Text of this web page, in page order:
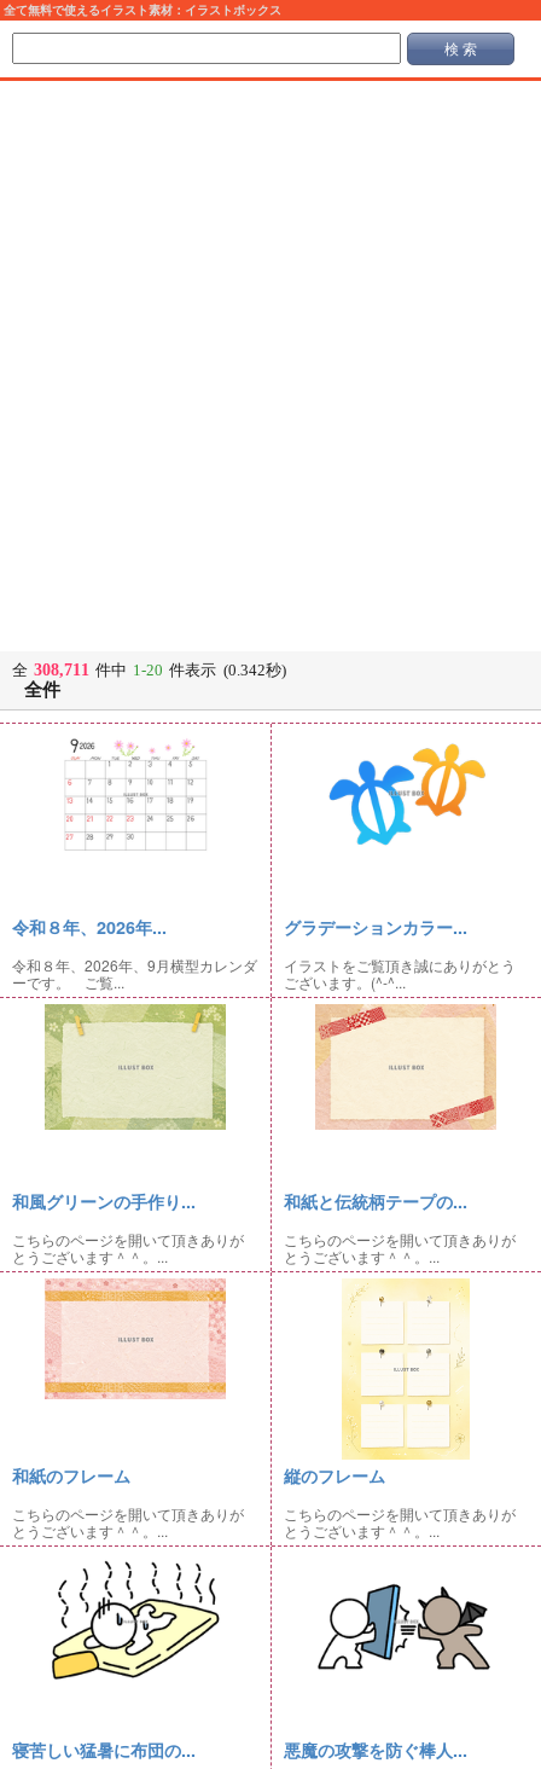
全て無料で使えるイラスト素材：イラストボックス
検 索
全 308,711 件中 1-20 件表示 (0.342秒)
全件
令和８年、2026年...
令和８年、2026年、9月横型カレンダ
ーです。 ご覧...
グラデーションカラー...
イラストをご覧頂き誠にありがとう
ございます。(^-^...
和風グリーンの手作り...
こちらのページを開いて頂きありが
とうございます＾＾。...
和紙と伝統柄テープの...
こちらのページを開いて頂きありが
とうございます＾＾。...
和紙のフレーム
こちらのページを開いて頂きありが
とうございます＾＾。...
縦のフレーム
こちらのページを開いて頂きありが
とうございます＾＾。...
寝苦しい猛暑に布団の... 悪魔の攻撃を防ぐ棒人...